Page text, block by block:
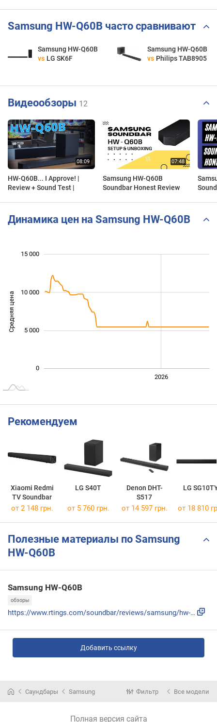
Samsung HW-Q60B часто сравнивают
Samsung HW-Q60B
vs LG SK6F
Samsung HW-Q60B
vs Philips TAB8905
Видеообзоры 12
HW-Q60B... I Approve! |
Review + Sound Test |
Samsung HW-Q60B
Soundbar Honest Review
Динамика цен на Samsung HW-Q60B
Средняя цена
0
15 000
10 000
5 000
2026
Рекомендуем
Xiaomi Redmi
TV Soundbar
LG S40T
Denon DHT-
S517
LG
от 2 148 грн. от 5 760 грн. от 14 597 грн. от 18 810
Полезные материалы по Samsung
HW-Q60B
Samsung HW-Q60B
обзоры
https://www.rtings.com/soundbar/reviews/samsung/hw-q60b
Добавить ссылку
Саундбары Samsung Фильтр Все модели
Полная версия сайта